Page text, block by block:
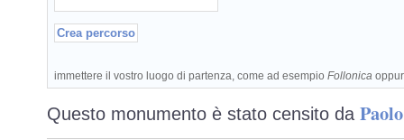
immettere il vostro luogo di partenza, come ad esempio Follonica
Questo monumento è stato censito da